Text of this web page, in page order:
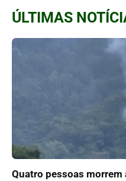
ÚLTIMAS
Quatro pessoas